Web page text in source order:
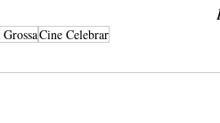
Cine Celebrar